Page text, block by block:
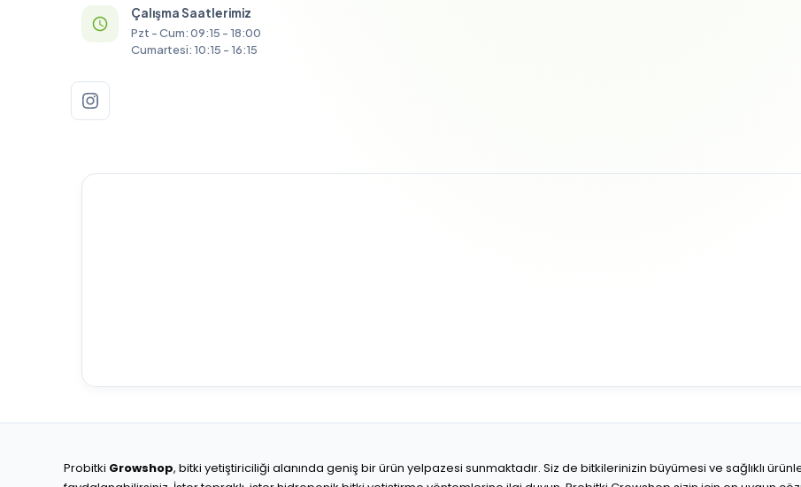
Çalışma Saatlerimiz
Pzt - Cum: 09:15 - 18:00
Cumartesi: 10:15 - 16:15
Probitki Growshop, bitki yetiştiriciliği alanında geniş bir ürün yelpazesi sunmaktadır. Siz de bitkilerinizin büyümesi ve sağlıklı